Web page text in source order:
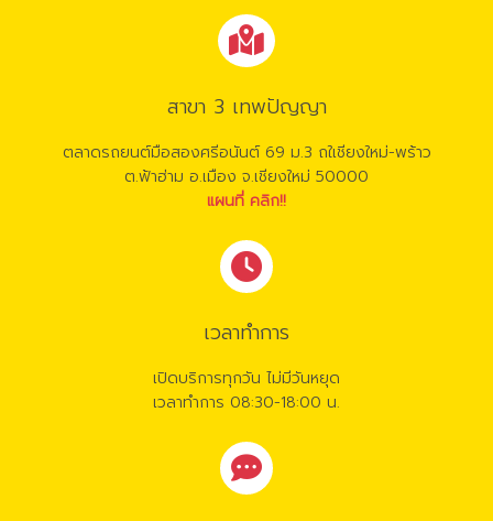
สาขา 3 เทพปัญญา
ตลาดรถยนต์มือสองศรีอนันต์ 69 ม.3 ถใเชียงใหม่-พร้าว
ต.ฟ้าฮ่าม อ.เมือง จ.เชียงใหม่ 50000
แผนที่ คลิก!!
เวลาทำการ
เปิดบริการทุกวัน ไม่มีวันหยุด
เวลาทำการ 08:30-18:00 น.